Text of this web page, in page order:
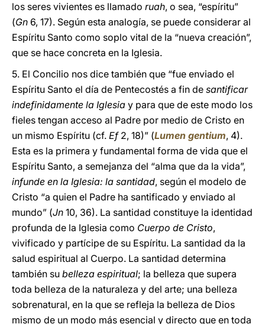
los seres vivientes es llamado ruah, o sea, “espíritu”
(Gn 6, 17). Según esta analogía, se puede considerar al
Espíritu Santo como soplo vital de la “nueva creación”,
que se hace concreta en la Iglesia.
5. El Concilio nos dice también que “fue enviado el
Espíritu Santo el día de Pentecostés a fin de santificar
indefinidamente la Iglesia y para que de este modo los
fieles tengan acceso al Padre por medio de Cristo en
un mismo Espíritu (cf. Ef 2, 18)” (Lumen gentium, 4).
Esta es la primera y fundamental forma de vida que el
Espíritu Santo, a semejanza del “alma que da la vida”,
infunde en la Iglesia: la santidad, según el modelo de
Cristo “a quien el Padre ha santificado y enviado al
mundo” (Jn 10, 36). La santidad constituye la identidad
profunda de la Iglesia como Cuerpo de Cristo,
vivificado y partícipe de su Espíritu. La santidad da la
salud espiritual al Cuerpo. La santidad determina
también su belleza espiritual; la belleza que supera
toda belleza de la naturaleza y del arte; una belleza
sobrenatural, en la que se refleja la belleza de Dios
mismo de un modo más esencial y directo que en toda